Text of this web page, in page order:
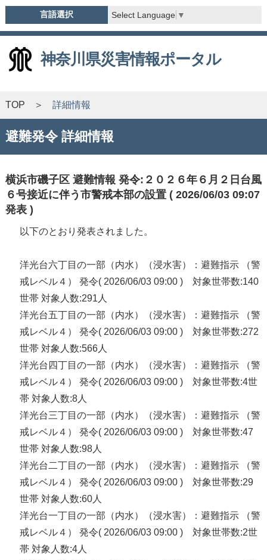
言語選択 Select Language ▼
神奈川県災害情報ポータル
TOP 詳細情報
避難発令 詳細情報
横浜市磯子区 避難情報 発令:２０２６年６月２日台風
６号接近に伴う市警戒本部の設置 ( 2026/06/03 09:07
発表 )
以下のとおり発表されました。
洋光台六丁目の一部（内水）（浸水害）：避難指示 （警
戒レベル４） 発令( 2026/06/03 09:00 ) 対象世帯数:140
世帯 対象人数:291人
洋光台五丁目の一部（内水）（浸水害）：避難指示 （警
戒レベル４） 発令( 2026/06/03 09:00 ) 対象世帯数:272
世帯 対象人数:566人
洋光台四丁目の一部（内水）（浸水害）：避難指示 （警
戒レベル４） 発令( 2026/06/03 09:00 ) 対象世帯数:4世
帯 対象人数:8人
洋光台三丁目の一部（内水）（浸水害）：避難指示 （警
戒レベル４） 発令( 2026/06/03 09:00 ) 対象世帯数:47
世帯 対象人数:98人
洋光台二丁目の一部（内水）（浸水害）：避難指示 （警
戒レベル４） 発令( 2026/06/03 09:00 ) 対象世帯数:29
世帯 対象人数:60人
洋光台一丁目の一部（内水）（浸水害）：避難指示 （警
戒レベル４） 発令( 2026/06/03 09:00 ) 対象世帯数:2世
帯 対象人数:4人